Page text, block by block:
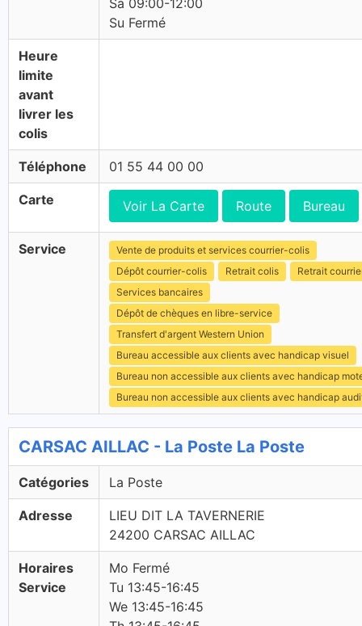
Sa 09:00-12:00
Su Fermé
Heure
limite
avant
livrer les
colis
Téléphone 01 55 44 00 00
Carte Voir La Carte Route Bureau
Service
Vente de produits et services courrier-colis
Dépôt courrier-colis
Retrait colis
Retrait
Services bancaires
Dépôt de chèques en libre-service
Transfert d'argent Western Union
Bureau accessible aux clients avec handicap visuel
Bureau non accessible aux clients avec handicap
Bureau non accessible aux clients avec handicap
CARSAC AILLAC - La Poste La Poste
Catégories La Poste
Adresse
LIEU DIT LA TAVERNERIE
24200 CARSAC AILLAC
Horaires
Service
Mo Fermé
Tu 13:45-16:45
We 13:45-16:45